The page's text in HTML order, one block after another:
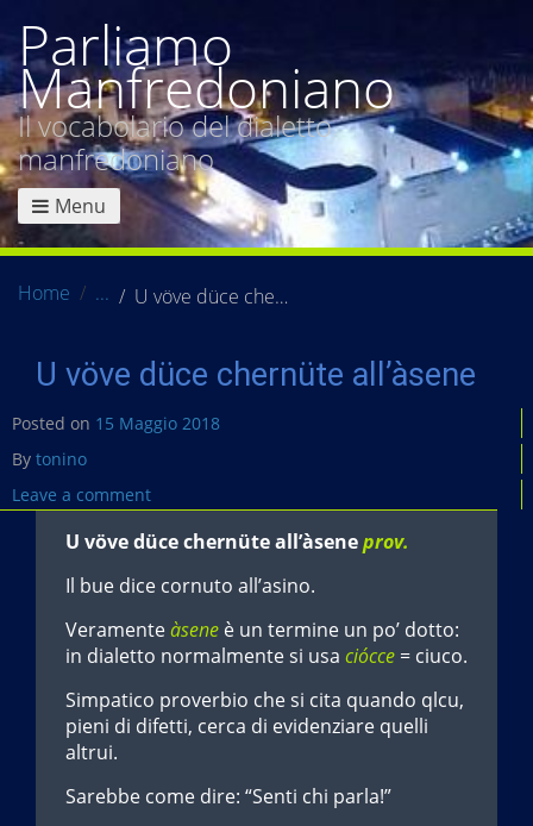
Parliamo
Manfredoniano
Il vocabolario del dialetto
manfredoniano
Menu
Home U vöve düce chernüte all’àsene
U vöve düce chernüte all’àsene
Posted on 15 Maggio 2018
By tonino
Leave a comment
U vöve düce chernüte all’àseneprov.
Il bue dice cornuto all’asino.
Veramenteàsene è un termine un po’ dotto:
in dialetto normalmente si usa ciócce = ciuco.
Simpatico proverbio che si cita quando qlcu,
pieni di difetti, cerca di evidenziare quelli
altrui.
Sarebbe come dire: “Senti chi parla!”